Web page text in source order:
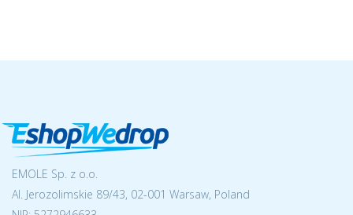
EMOLE Sp. z o.o.
Al. Jerozolimskie 89/43, 02-001 Warsaw, Poland